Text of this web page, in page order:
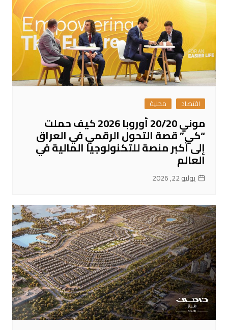
اقتصاد محلية
موني 20/20 أوروبا 2026 كيف حملت
“كي” قصة التحول الرقمي في العراق
إلى أكبر منصة للتكنولوجيا المالية في
العالم
يوليو 22, 2026